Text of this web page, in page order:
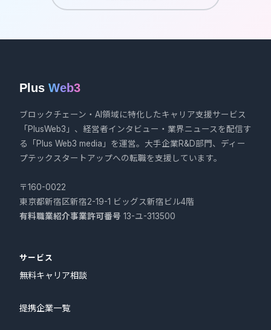
Plus Web3
ブロックチェーン・AI領域に特化したキャリア支援サービス
「PlusWeb3」、経営者インタビュー・業界ニュースを配信す
る「Plus Web3 media」を運営。大手企業R&D部門、ディー
プテックスタートアップへの転職を支援しています。
〒160-0022
東京都新宿区新宿2-19-1 ビッグス新宿ビル4階
有料職業紹介事業許可番号 13-ユ-313500
サービス
無料キャリア相談
提携企業一覧